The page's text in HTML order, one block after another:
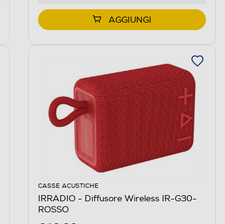
AGGIUNGI
CASSE ACUSTICHE
IRRADIO - Diffusore Wireless IR-G30-
ROSSO